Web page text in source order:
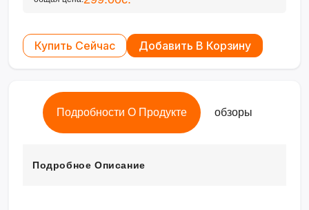
Купить Сейчас Добавить В Корзину
Подробности О Продукте обзоры
Подробное Описание